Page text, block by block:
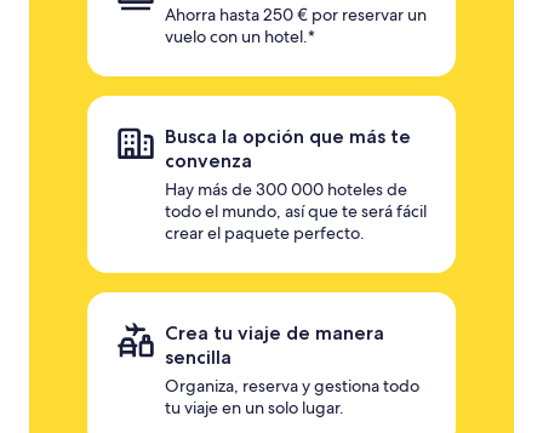
Ahorra hasta 250 € por reservar un
vuelo con un hotel.*
Busca la opción que más te
convenza
Hay más de 300 000 hoteles de
todo el mundo, así que te será fácil
crear el paquete perfecto.
Crea tu viaje de manera
sencilla
Organiza, reserva y gestiona todo
tu viaje en un solo lugar.